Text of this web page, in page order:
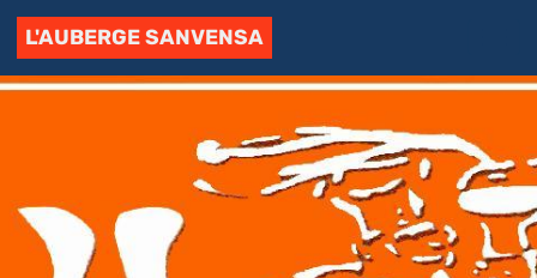
L'AUBERGE SANVENSA